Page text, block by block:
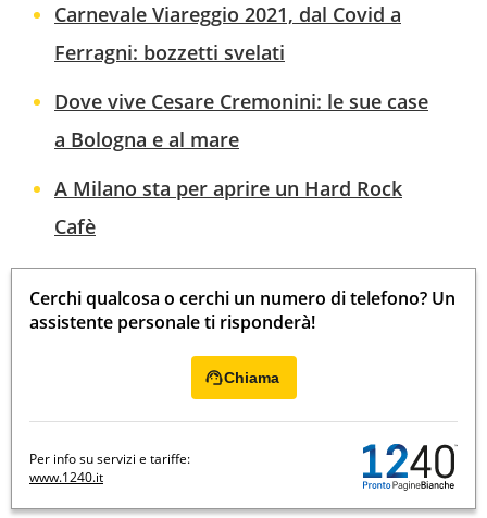
Carnevale Viareggio 2021, dal Covid a
Ferragni: bozzetti svelati
Dove vive Cesare Cremonini: le sue case
a Bologna e al mare
A Milano sta per aprire un Hard Rock
Cafè
Cerchi qualcosa o cerchi un numero di telefono? Un
assistente personale ti risponderà!
Chiama
Per info su servizi e tariffe:
www.1240.it